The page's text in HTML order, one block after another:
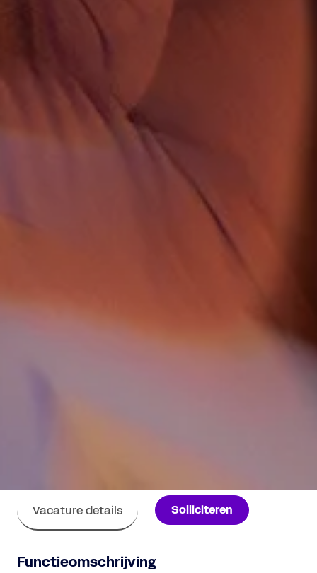
Vacature details Solliciteren
Functieomschrijving